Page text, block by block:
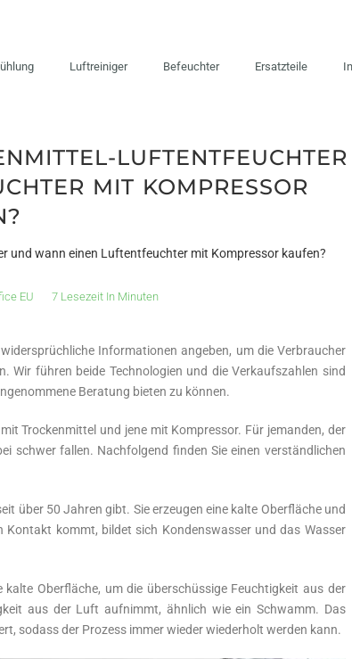
Luftreiniger Befeuchter Ersatzteile
LUFTENTFEUCHTER
MIT KOMPRESSOR
und wann einen Luftentfeuchter mit Kompressor kaufen?
EU 7 Lesezeit In Minuten
Informationen angeben, um die Verbraucher
führen beide Technologien und die Verkaufszahlen sind
Beratung bieten zu können.
Trockenmittel und jene mit Kompressor. Für jemanden, der
schwer fallen. Nachfolgend finden Sie einen verständlichen
über 50 Jahren gibt. Sie erzeugen eine kalte Oberfläche und
kommt, bildet sich Kondenswasser und das Wasser
Oberfläche, um die überschüssige Feuchtigkeit aus der
aus der Luft aufnimmt, ähnlich wie ein Schwamm. Das
sodass der Prozess immer wieder wiederholt werden kann.